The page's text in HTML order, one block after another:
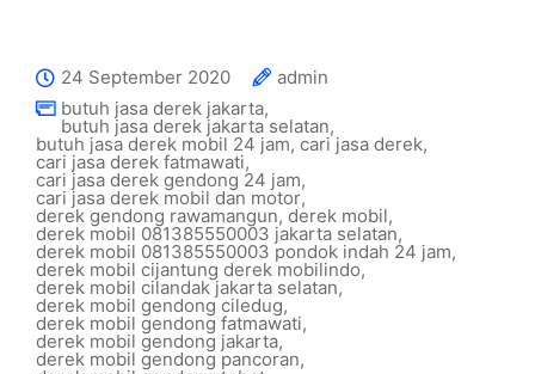
24 September 2020
admin
butuh jasa derek jakarta,
butuh jasa derek jakarta selatan,
butuh jasa derek mobil 24 jam, cari jasa derek,
cari jasa derek fatmawati,
cari jasa derek gendong 24 jam,
cari jasa derek mobil dan motor,
derek gendong rawamangun, derek mobil,
derek mobil 081385550003 jakarta selatan,
derek mobil 081385550003 pondok indah 24 jam,
derek mobil cijantung derek mobilindo,
derek mobil cilandak jakarta selatan,
derek mobil gendong ciledug,
derek mobil gendong fatmawati,
derek mobil gendong jakarta,
derek mobil gendong pancoran,